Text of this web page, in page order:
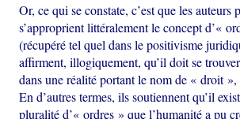
Or, ce qui se constate, c’est que les auteurs
s’approprient littéralement le concept d’«
(récupéré tel quel dans le positivisme
affirment, illogiquement, qu’il doit se
dans une réalité portant le nom de « droit
En d’autres termes, ils soutiennent qu’il
pluralité d’« ordres » que l’humanité a pu